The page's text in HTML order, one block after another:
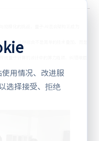
模化的挑战，量子-AI混合架构正成为
逻辑。这种融合不是简单的技术叠加，而是
量子计算机设计中的算力瓶颈、纠错难题
用情况、改进服
选择接受、拒绝